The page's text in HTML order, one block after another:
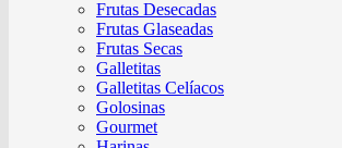
Frutas Desecadas
Frutas Glaseadas
Frutas Secas
Galletitas
Galletitas Celíacos
Golosinas
Gourmet